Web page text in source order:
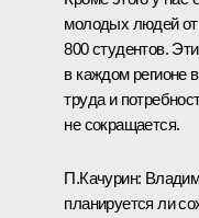
молодых людей от
800 студентов.
в каждом регионе
труда и
не сокращается.
П.Качурин:
планируется ли